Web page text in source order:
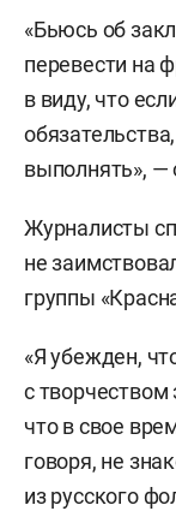
«Бьюсь об
перевести на
в виду, что
выполнять», —
Журналисты
не
группы
«Я убежден,
с
что в свое
говоря, не
из русского